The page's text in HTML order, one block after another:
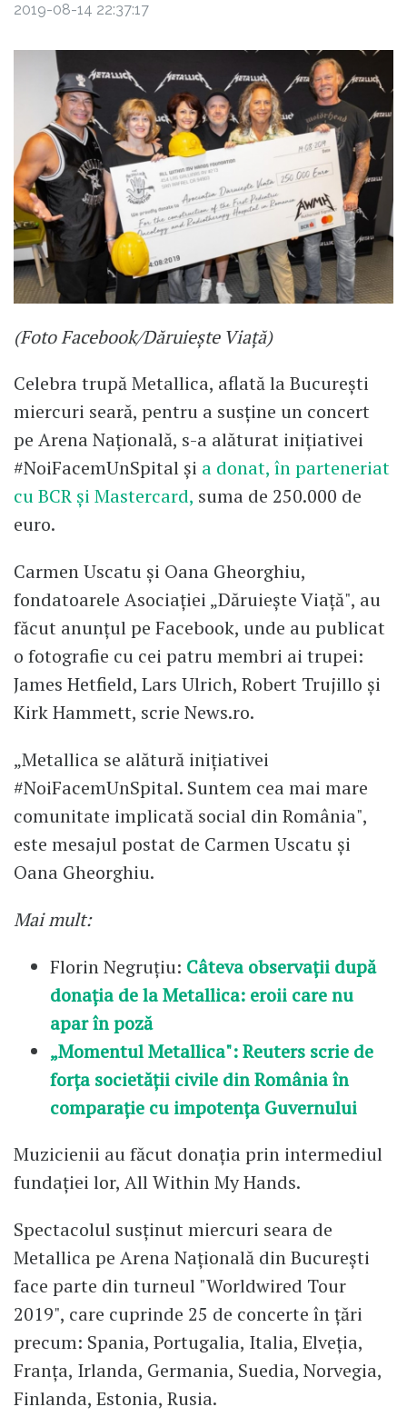
2019-08-14 22:37:17
(Foto Facebook/Dăruiește Viață)
Celebra trupă Metallica, aflată la Bucureşti
miercuri seară, pentru a susţine un concert
pe Arena Naţională, s-a alăturat iniţiativei
#NoiFacemUnSpital şi a donat, în parteneriat
cu BCR și Mastercard, suma de 250.000 de
euro.
Carmen Uscatu şi Oana Gheorghiu,
fondatoarele Asociației „Dăruieşte Viaţă", au
făcut anunţul pe Facebook, unde au publicat
o fotografie cu cei patru membri ai trupei:
James Hetfield, Lars Ulrich, Robert Trujillo şi
Kirk Hammett, scrie News.ro.
„Metallica se alătură inițiativei
#NoiFacemUnSpital. Suntem cea mai mare
comunitate implicată social din România",
este mesajul postat de Carmen Uscatu și
Oana Gheorghiu.
Mai mult:
Florin Negruțiu: Câteva observații după
donația de la Metallica: eroii care nu
apar în poză
„Momentul Metallica": Reuters scrie de
forța societății civile din România în
comparație cu impotența Guvernului
Muzicienii au făcut donaţia prin intermediul
fundaţiei lor, All Within My Hands.
Spectacolul susținut miercuri seara de
Metallica pe Arena Națională din București
face parte din turneul "Worldwired Tour
2019", care cuprinde 25 de concerte în țări
precum: Spania, Portugalia, Italia, Elveția,
Franța, Irlanda, Germania, Suedia, Norvegia,
Finlanda, Estonia, Rusia.